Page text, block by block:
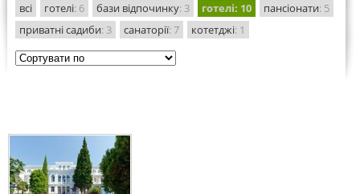
всі готелі: 6 бази відпочинку: 3 готелі: 10 пансіонати: 5
приватні садиби: 3 санаторії: 7 котетджі: 1